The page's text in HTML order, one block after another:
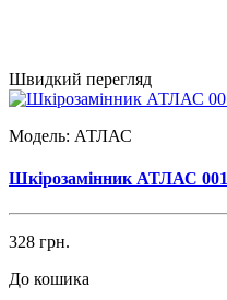
Швидкий перегляд
Модель: АТЛАС
Шкірозамінник АТЛАС 001
328 грн.
До кошика